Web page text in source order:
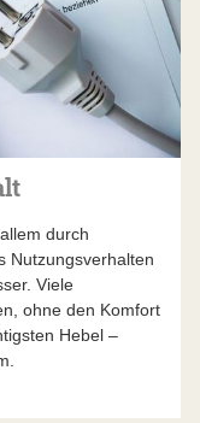
durch
Nutzungsverhalten
Viele
ohne den Komfort
Hebel –